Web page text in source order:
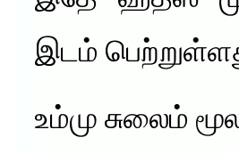
இடம்
உம்மு சுலைம்